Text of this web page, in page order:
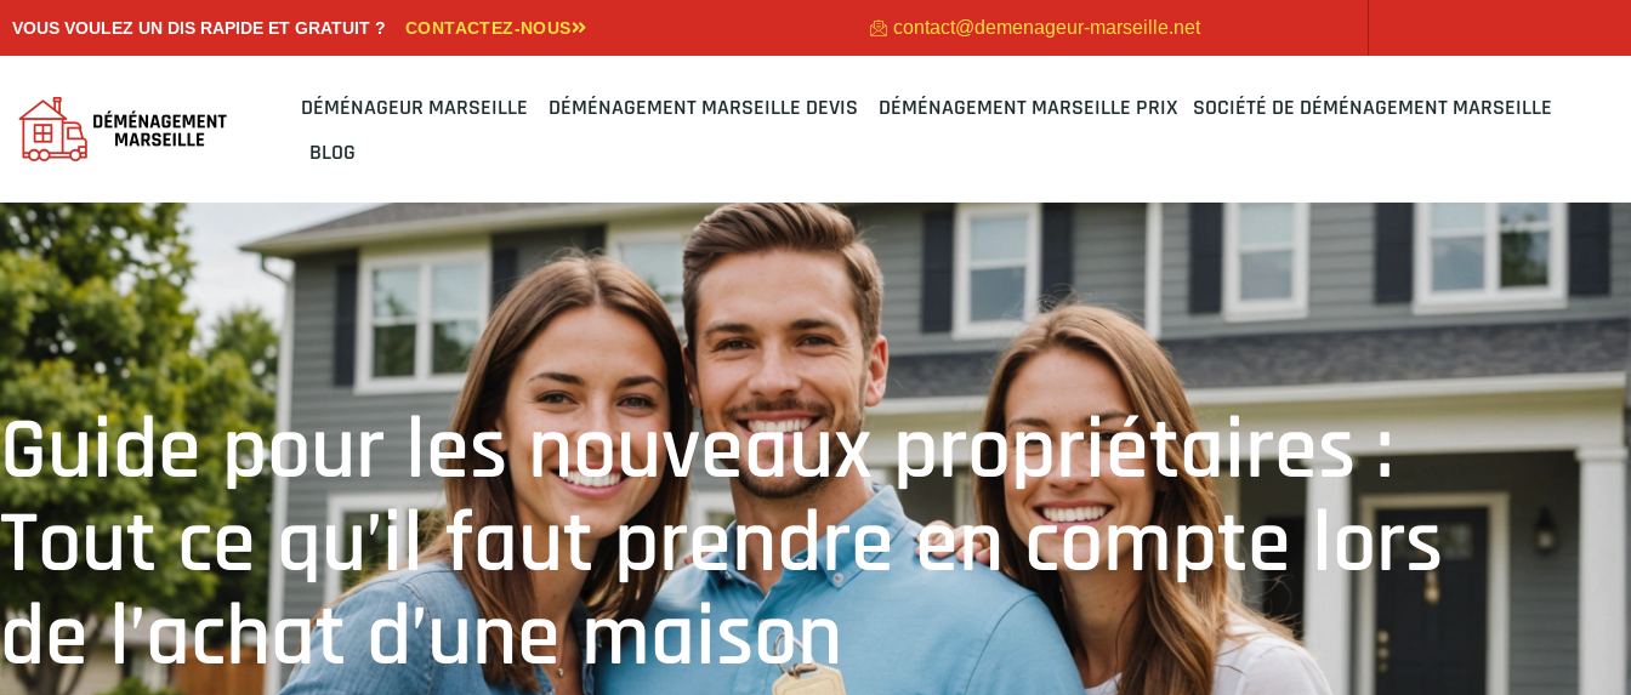
VOUS VOULEZ UN DIS RAPIDE ET GRATUIT ? CONTACTEZ-NOUS contact@demenageur-marseille.net
DÉMÉNAGEUR MARSEILLE DÉMÉNAGEMENT MARSEILLE DEVIS DÉMÉNAGEMENT MARSEILLE PRIX
SOCIÉTÉ DE DÉMÉNAGEMENT MARSEILLE
BLOG
Guide pour les nouveaux propriétaires :
Tout ce qu’il faut prendre en compte lors
de l’achat d’une maison